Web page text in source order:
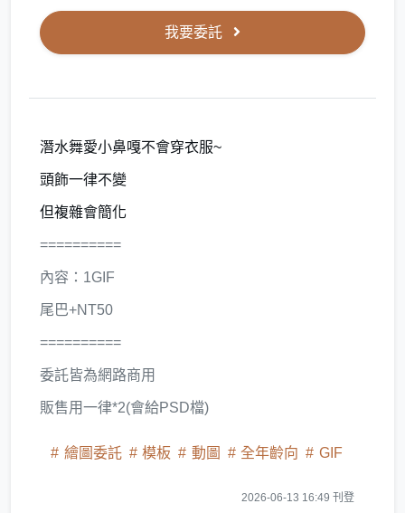
我要委託
潛水舞愛小鼻嘎不會穿衣服~
頭飾一律不變
但複雜會簡化
==========
內容：1GIF
尾巴+NT50
==========
委託皆為網路商用
販售用一律*2(會給PSD檔)
繪圖委託 模板 動圖 全年齡向 GIF
2026-06-13 16:49 刊登